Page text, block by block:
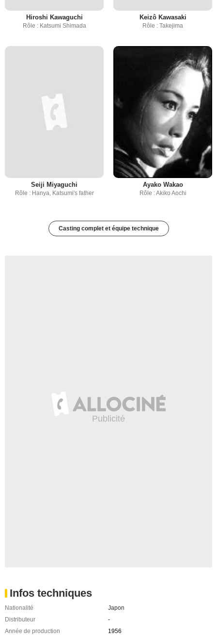
Hiroshi Kawaguchi
Rôle : Katsumi Shimada
Keizô Kawasaki
Rôle : Takejima
Seiji Miyaguchi
Rôle : Hanya, Katsumi's father
Ayako Wakao
Rôle : Akiko Aochi
Casting complet et équipe technique
Infos techniques
Nationalité
Japon
Distributeur
-
Année de production
1956